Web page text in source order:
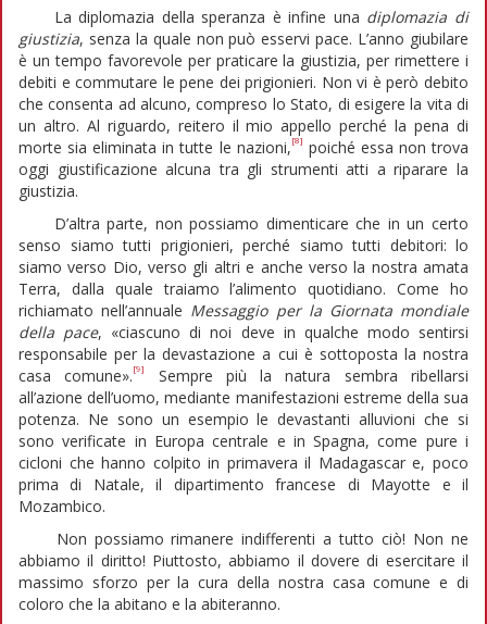
La diplomazia della speranza è infine una diplomazia di
giustizia, senza la quale non può esservi pace. L’anno giubilare
è un tempo favorevole per praticare la giustizia, per rimettere i
debiti e commutare le pene dei prigionieri. Non vi è però debito
che consenta ad alcuno, compreso lo Stato, di esigere la vita di
un altro. Al riguardo, reitero il mio appello perché la pena di
morte sia eliminata in tutte le nazioni, [8] poiché essa non trova
oggi giustificazione alcuna tra gli strumenti atti a riparare la
giustizia.
D’altra parte, non possiamo dimenticare che in un certo
senso siamo tutti prigionieri, perché siamo tutti debitori: lo
siamo verso Dio, verso gli altri e anche verso la nostra amata
Terra, dalla quale traiamo l’alimento quotidiano. Come ho
richiamato nell’annuale Messaggio per la Giornata mondiale
della pace, «ciascuno di noi deve in qualche modo sentirsi
responsabile per la devastazione a cui è sottoposta la nostra
casa comune». [9]
Sempre più la natura sembra ribellarsi
all’azione dell’uomo, mediante manifestazioni estreme della sua
potenza. Ne sono un esempio le devastanti alluvioni che si
sono verificate in Europa centrale e in Spagna, come pure i
cicloni che hanno colpito in primavera il Madagascar e, poco
prima di Natale, il dipartimento francese di Mayotte e il
Mozambico.
Non possiamo rimanere indifferenti a tutto ciò! Non ne
abbiamo il diritto! Piuttosto, abbiamo il dovere di esercitare il
massimo sforzo per la cura della nostra casa comune e di
coloro che la abitano e la abiteranno.